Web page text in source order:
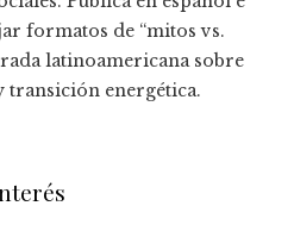
formatos de “mitos vs.
latinoamericana sobre
transición energética.